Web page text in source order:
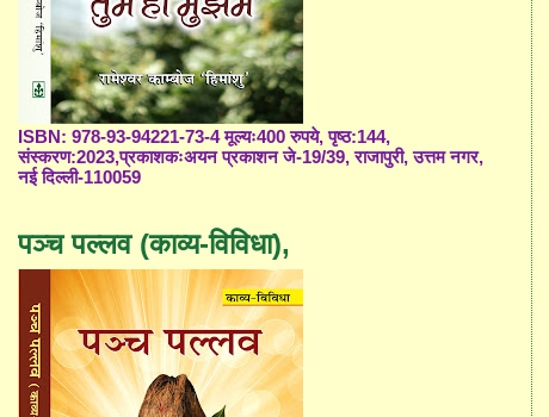
ISBN: 978-93-94221-73-4 मूल्यः400 रुपये, पृष्ठ:144,
संस्करण:2023,प्रकाशकःअयन प्रकाशन जे-19/39, राजापुरी, उत्तम नगर,
नई दिल्ली-110059
पञ्च पल्लव (काव्य-विविधा),